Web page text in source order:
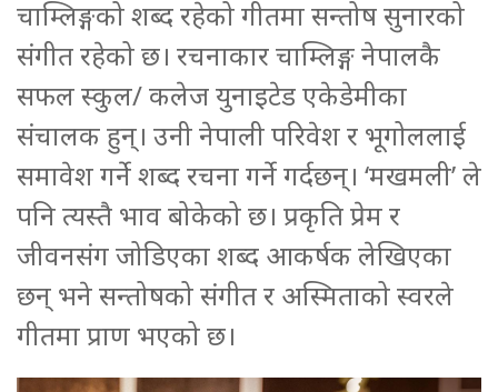
चाम्लिङ्गको शब्द रहेको गीतमा सन्तोष सुनारको
संगीत रहेको छ। रचनाकार चाम्लिङ्ग नेपालकै
सफल स्कुल/ कलेज युनाइटेड एकेडेमीका
संचालक हुन्। उनी नेपाली परिवेश र भूगोललाई
समावेश गर्ने शब्द रचना गर्ने गर्दछन्। ‘मखमली’ ले
पनि त्यस्तै भाव बोकेको छ। प्रकृति प्रेम र
जीवनसंग जोडिएका शब्द आकर्षक लेखिएका
छन् भने सन्तोषको संगीत र अस्मिताको स्वरले
गीतमा प्राण भएको छ।